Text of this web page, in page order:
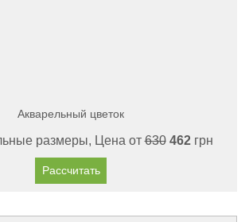
Акварельный цветок
размеры, Цена от630 462грн
Рассчитать